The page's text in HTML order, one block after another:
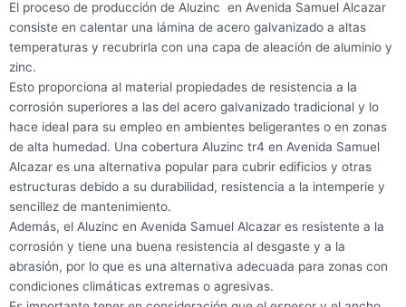
El proceso de producción de Aluzinc en Avenida Samuel Alcazar
consiste en calentar una lámina de acero galvanizado a altas
temperaturas y recubrirla con una capa de aleación de aluminio y
zinc.
Esto proporciona al material propiedades de resistencia a la
corrosión superiores a las del acero galvanizado tradicional y lo
hace ideal para su empleo en ambientes beligerantes o en zonas
de alta humedad. Una cobertura Aluzinc tr4 en Avenida Samuel
Alcazar es una alternativa popular para cubrir edificios y otras
estructuras debido a su durabilidad, resistencia a la intemperie y
sencillez de mantenimiento.
Además, el Aluzinc en Avenida Samuel Alcazar es resistente a la
corrosión y tiene una buena resistencia al desgaste y a la
abrasión, por lo que es una alternativa adecuada para zonas con
condiciones climáticas extremas o agresivas.